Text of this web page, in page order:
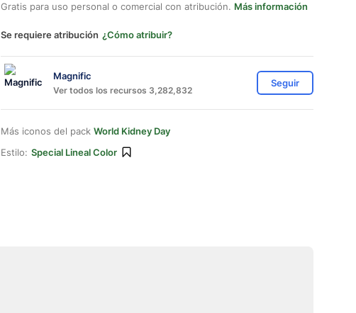
Gratis para uso personal o comercial con atribución. Más información
Se requiere atribución ¿Cómo atribuir?
Magnific
Ver todos los recursos 3,282,832
Seguir
Más iconos del pack World Kidney Day
Estilo: Special Lineal Color